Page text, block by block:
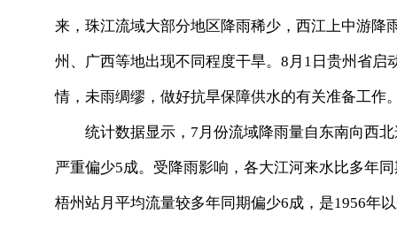
来，珠江流域大部分地区降雨稀少，西江上中游降
州、广西等地出现不同程度干旱。8月1日贵州省
情，未雨绸缪，做好抗旱保障供水的有关准备工作
统计数据显示，7月份流域降雨量自东南向西北
严重偏少5成。受降雨影响，各大江河来水比多年
梧州站月平均流量较多年同期偏少6成，是1956年